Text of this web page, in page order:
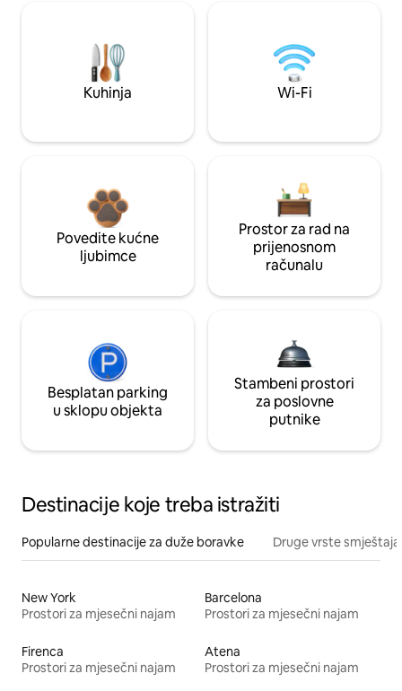
Kuhinja Wi-Fi
Povedite kućne
ljubimce
Prostor za rad na
prijenosnom
računalu
Besplatan parking
u sklopu objekta
Stambeni prostori
za poslovne
putnike
Destinacije koje treba istražiti
Popularne destinacije za duže boravke Druge vrste smještaja
New York
Prostori za mjesečni najam
Barcelona
Prostori za mjesečni najam
Firenca
Prostori za mjesečni najam
Atena
Prostori za mjesečni najam